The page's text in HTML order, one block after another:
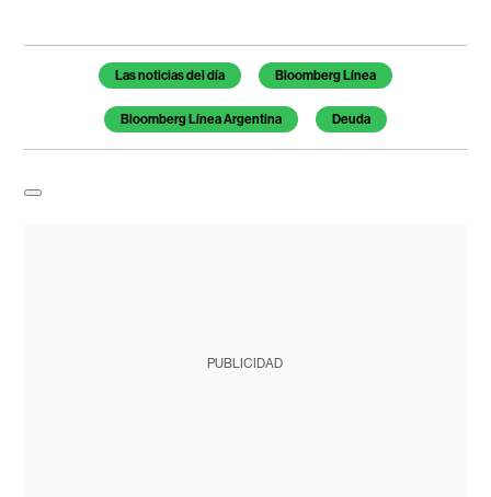
Temas de este artículo
Las noticias del día Bloomberg Línea
Bloomberg Línea Argentina Deuda
PUBLICIDAD